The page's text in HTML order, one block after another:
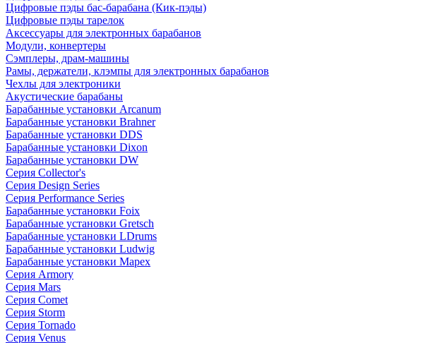
Цифровые пэды бас-барабана (Кик-пэды)
Цифровые пэды тарелок
Аксессуары для электронных барабанов
Модули, конвертеры
Сэмплеры, драм-машины
Рамы, держатели, клэмпы для электронных барабанов
Чехлы для электроники
Акустические барабаны
Барабанные установки Arcanum
Барабанные установки Brahner
Барабанные установки DDS
Барабанные установки Dixon
Барабанные установки DW
Серия Collector's
Серия Design Series
Серия Performance Series
Барабанные установки Foix
Барабанные установки Gretsch
Барабанные установки LDrums
Барабанные установки Ludwig
Барабанные установки Mapex
Серия Armory
Серия Mars
Серия Comet
Серия Storm
Серия Tornado
Серия Venus